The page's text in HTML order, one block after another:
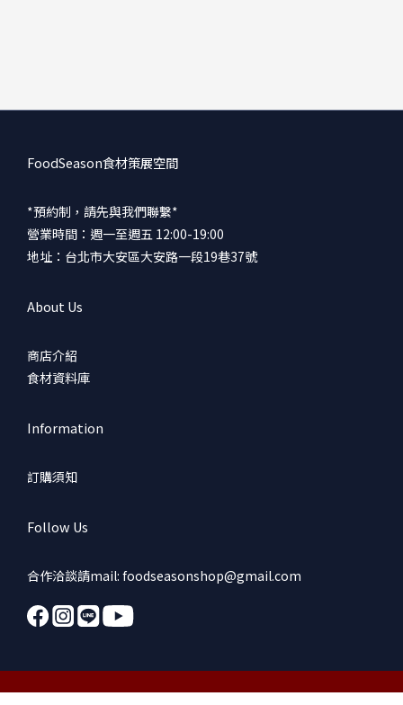
FoodSeason食材策展空間
*預約制，請先與我們聯繫*
營業時間：週一至週五 12:00-19:00
地址：台北市大安區大安路一段19巷37號
About Us
商店介紹
食材資料庫
Information
訂購須知
Follow Us
合作洽談請mail: foodseasonshop@gmail.com